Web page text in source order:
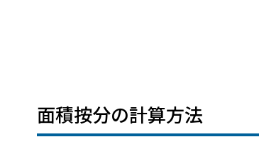
面積按分の計算方法